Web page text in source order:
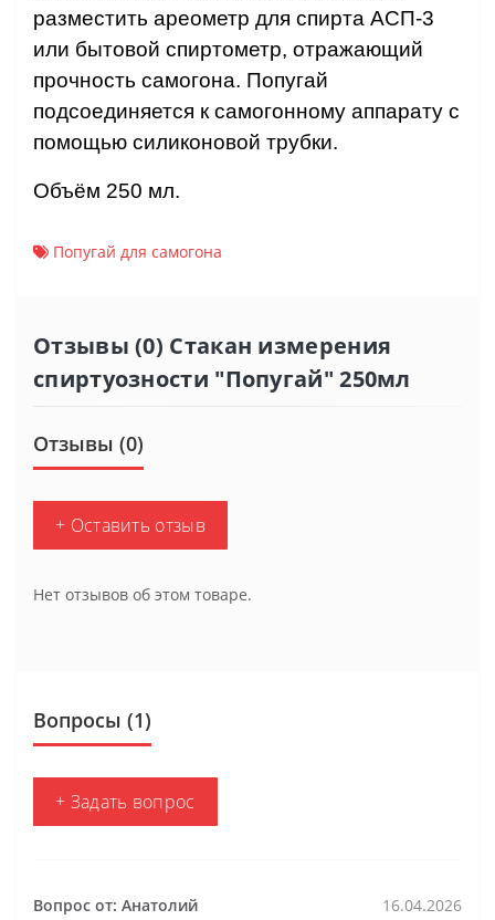
разместить ареометр для спирта АСП-3
или бытовой спиртометр, отражающий
прочность самогона. Попугай
подсоединяется к самогонному аппарату с
помощью силиконовой трубки.
Объём 250 мл.
Попугай для самогона
Отзывы (0) Стакан измерения
спиртуозности "Попугай" 250мл
Отзывы (0)
+ Оставить отзыв
Нет отзывов об этом товаре.
Вопросы (1)
+ Задать вопрос
Вопрос от: Анатолий 16.04.2026